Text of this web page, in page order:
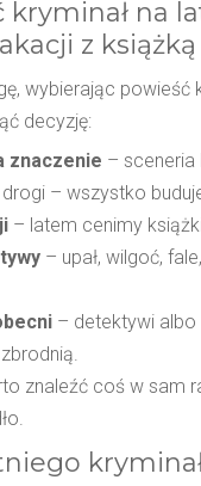
kryminał na
z książką
wybierając powieść
decyzję:
znaczenie – sceneria
– wszystko
– latem cenimy
– upał, wilgoć,
– detektywi albo
znaleźć coś w sam